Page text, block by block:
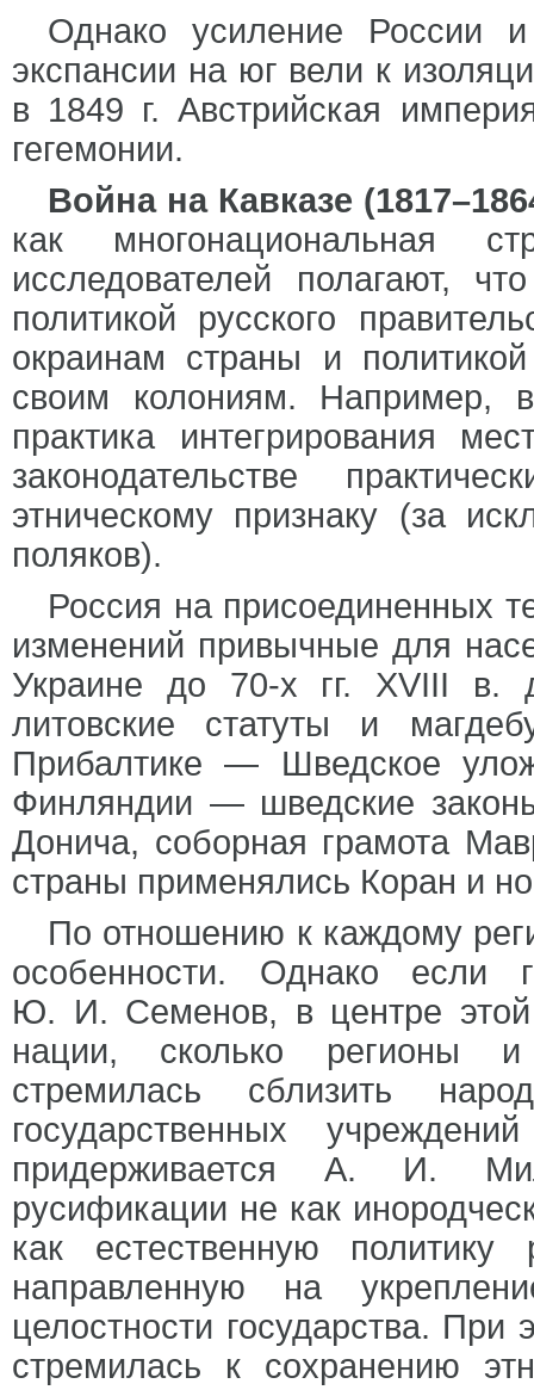
Однако усиление России
экспансии на юг вели к
в 1849 г. Австрийская
гегемонии.
Война на Кавказе
как многонациональная
исследователей полагают,
политикой русского
окраинам страны и
своим колониям. Например,
практика интегрирования
законодательстве
этническому признаку (за
поляков).
Россия на присоединенных
изменений привычные для
Украине до 70-х гг. XVIII в.
литовские статуты и
Прибалтике — Шведское
Финляндии — шведские
Донича, соборная грамота
страны применялись Коран и
По отношению к каждому
особенности. Однако если
Ю. И. Семенов, в центре этой
нации, сколько регионы и
стремилась сблизить
государственных
придерживается А. И.
русификации не как
как естественную политику
направленную на
целостности государства. При
стремилась к сохранению